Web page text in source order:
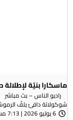
ماسكارا بنيّة
شوكولاتة دافئ يلفّ
6 يوليو 2026 | 7:13 مساءً